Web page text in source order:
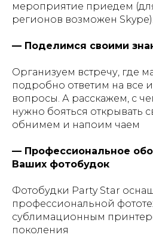
мероприятие приедем
регионов возможен Skype).
— Поделимся своими
Организуем встречу, где
подробно ответим на все
вопросы. А расскажем, с
нужно бояться открывать
обнимем и напоим чаем
— Профессиональное
Ваших фотобудок
Фотобудки Party Star
профессиональной
сублимационным
поколения